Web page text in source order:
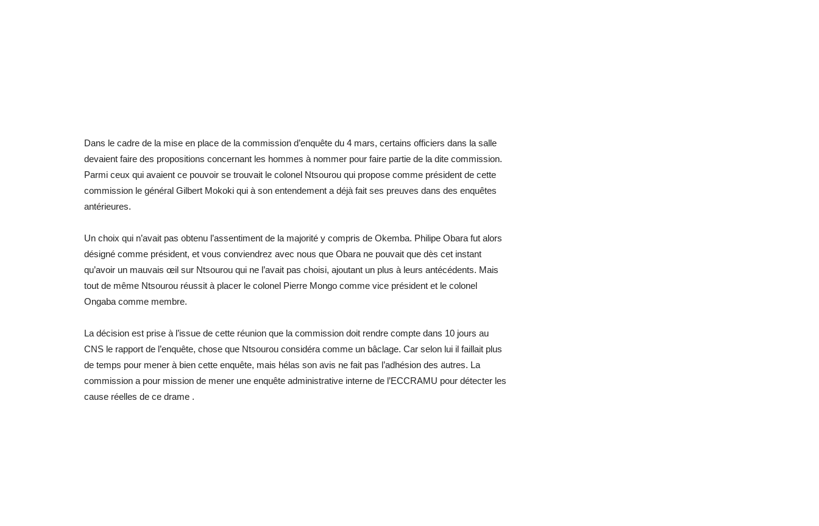
Dans le cadre de la mise en place de la commission d’enquête du 4 mars, certains officiers dans la salle
devaient faire des propositions concernant les hommes à nommer pour faire partie de la dite commission.
Parmi ceux qui avaient ce pouvoir se trouvait le colonel Ntsourou qui propose comme président de cette
commission le général Gilbert Mokoki qui à son entendement a déjà fait ses preuves dans des enquêtes
antérieures.
Un choix qui n’avait pas obtenu l’assentiment de la majorité y compris de Okemba. Philipe Obara fut alors
désigné comme président, et vous conviendrez avec nous que Obara ne pouvait que dès cet instant
qu’avoir un mauvais œil sur Ntsourou qui ne l’avait pas choisi, ajoutant un plus à leurs antécédents. Mais
tout de même Ntsourou réussit à placer le colonel Pierre Mongo comme vice président et le colonel
Ongaba comme membre.
La décision est prise à l’issue de cette réunion que la commission doit rendre compte dans 10 jours au
CNS le rapport de l’enquête, chose que Ntsourou considéra comme un bâclage. Car selon lui il faillait plus
de temps pour mener à bien cette enquête, mais hélas son avis ne fait pas l’adhésion des autres. La
commission a pour mission de mener une enquête administrative interne de l’ECCRAMU pour détecter les
cause réelles de ce drame .